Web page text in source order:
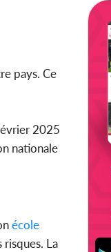
pays. Ce
2025
nationale
école
La